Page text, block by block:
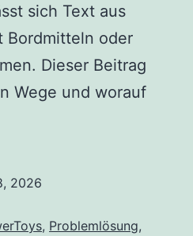
sich Text aus
Bordmitteln oder
Dieser Beitrag
Wege und worauf
2026
, Problemlösung,